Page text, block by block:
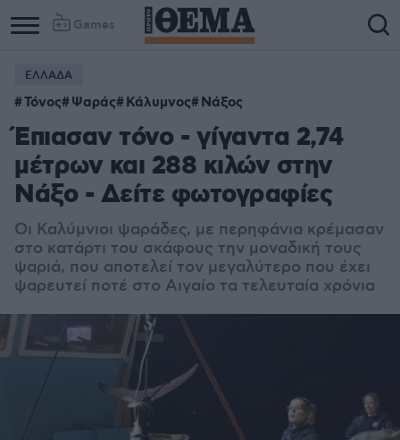
Games
ΕΛΛΑΔΑ
Τόνος Ψαράς Κάλυμνος Νάξος
Έπιασαν τόνο - γίγαντα 2,74
μέτρων και 288 κιλών στην
Νάξο - Δείτε φωτογραφίες
Οι Καλύμνιοι ψαράδες, με περηφάνια κρέμασαν
στο κατάρτι του σκάφους την μοναδική τους
ψαριά, που αποτελεί τον μεγαλύτερο που έχει
ψαρευτεί ποτέ στο Αιγαίο τα τελευταία χρόνια